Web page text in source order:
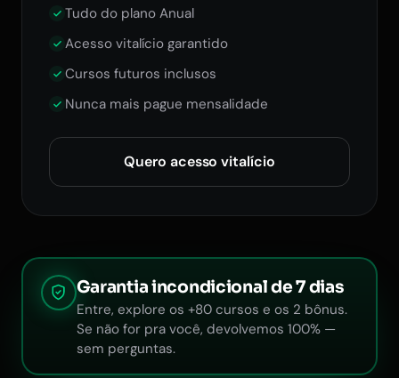
Tudo do plano Anual
Acesso vitalício garantido
Cursos futuros inclusos
Nunca mais pague mensalidade
Quero acesso vitalício
Garantia incondicional de 7 dias
Entre, explore os +80 cursos e os 2 bônus.
Se não for pra você, devolvemos 100% —
sem perguntas.